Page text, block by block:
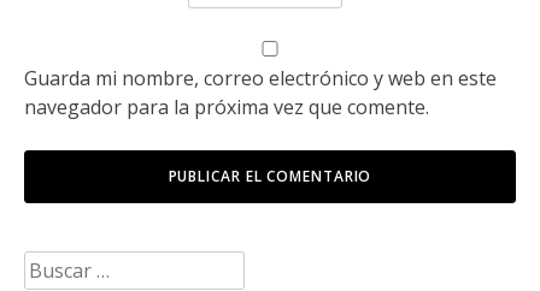
Guarda mi nombre, correo electrónico y web en este
navegador para la próxima vez que comente.
Buscar: